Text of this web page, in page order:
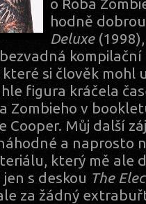
o Roba
hodně
Deluxe
které si člověk mohl
figura kráčela
Zombieho v
Cooper. Můj další
a naprosto
který mě ale
s deskou The
za žádný